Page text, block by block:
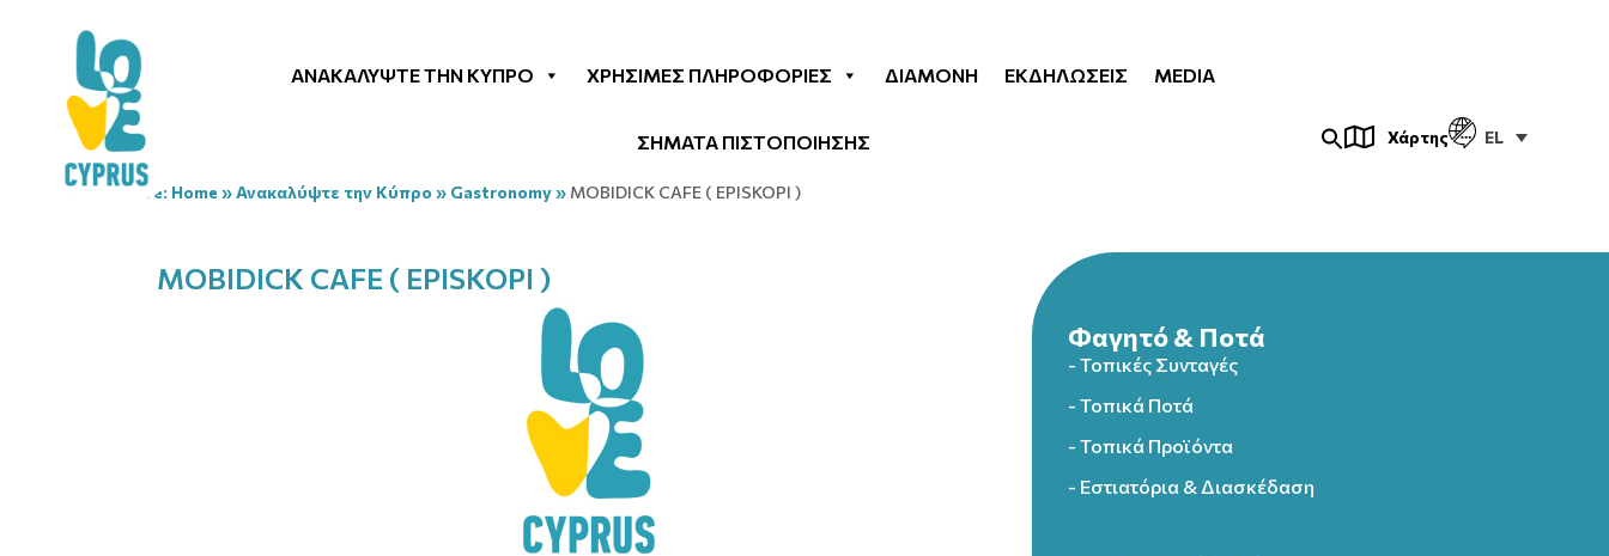
ΑΝΑΚΑΛΎΨΤΕ ΤΗΝ ΚΎΠΡΟ ΧΡΉΣΙΜΕΣ ΠΛΗΡΟΦΟΡΊΕΣ ΔΙΑΜΟΝΉ ΕΚΔΗΛΏΣΕΙΣ MEDIA
ΣΗΜΑΤΑ ΠΙΣΤΟΠΟΙΗΣΗΣ Χάρτης EL
You are here: Home »Ανακαλύψτε την Κύπρο » Gastronomy» MOBIDICK CAFE ( EPISKOPI )
MOBIDICK CAFE ( EPISKOPI )
Φαγητό & Ποτά
- Τοπικές Συνταγές
- Τοπικά Ποτά
- Τοπικά Προϊόντα
- Εστιατόρια & Διασκέδαση